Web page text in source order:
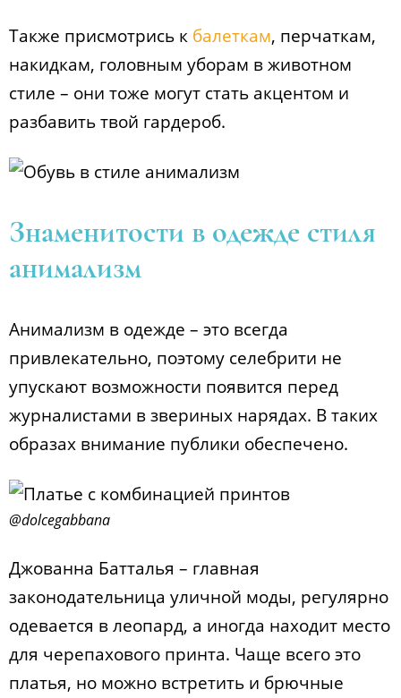
Также присмотрись к балеткам, перчаткам,
накидкам, головным уборам в животном
стиле – они тоже могут стать акцентом и
разбавить твой гардероб.
Знаменитости в одежде стиля
анимализм
Анимализм в одежде – это всегда
привлекательно, поэтому селебрити не
упускают возможности появится перед
журналистами в звериных нарядах. В таких
образах внимание публики обеспечено.
@dolcegabbana
Джованна Батталья – главная
законодательница уличной моды, регулярно
одевается в леопард, а иногда находит место
для черепахового принта. Чаще всего это
платья, но можно встретить и брючные